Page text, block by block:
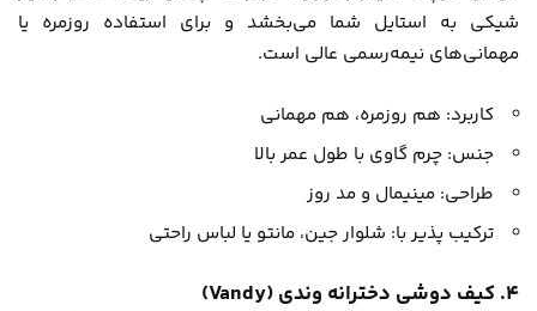
شیکی به استایل شما می‌بخشد و برای استفاده روزمره یا
مهمانی‌های نیمه‌رسمی عالی است.
کاربرد: هم روزمره، هم مهمانی
جنس: چرم گاوی با طول عمر بالا
طراحی: مینیمال و مد روز
ترکیب پذیر با: شلوار جین، مانتو یا لباس راحتی
۴. کیف دوشی دخترانه وندی (Vandy)